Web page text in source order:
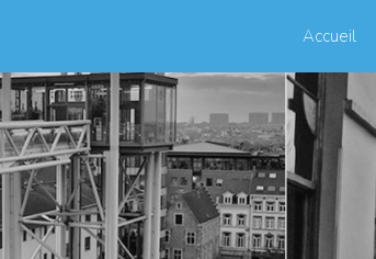
Accueil